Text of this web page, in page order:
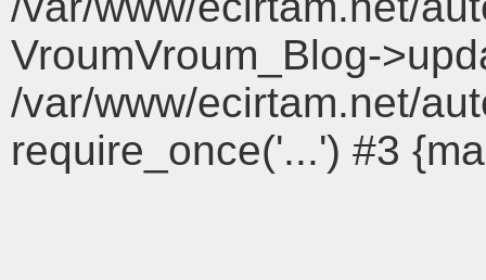
VroumVroum_Blog-
/var/www/ecirtam.net/
require_once('...') #3